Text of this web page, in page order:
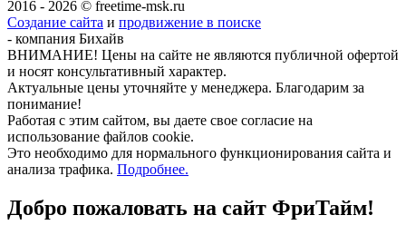
2016 - 2026 © freetime-msk.ru
Создание сайта и продвижение в поиске
- компания Бихайв
ВНИМАНИЕ! Цены на сайте не являются публичной офертой
и носят консультативный характер.
Актуальные цены уточняйте у менеджера. Благодарим за
понимание!
Работая с этим сайтом, вы даете свое согласие на
использование файлов cookie.
Это необходимо для нормального функционирования сайта и
анализа трафика. Подробнее.
Добро пожаловать на сайт ФриТайм!